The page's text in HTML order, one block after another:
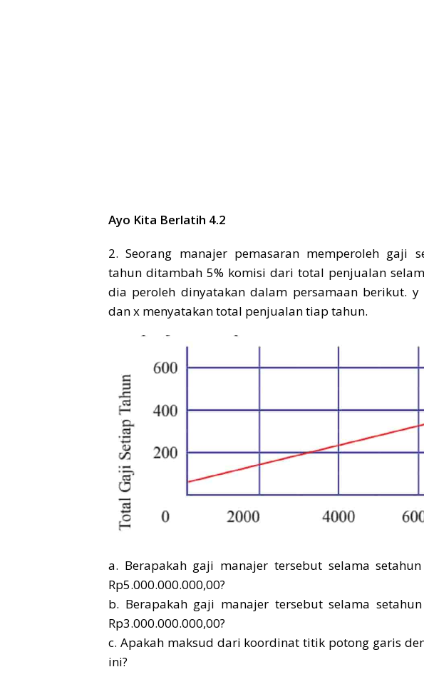
Ayo Kita Berlatih 4.2
2. Seorang manajer pemasaran memperoleh gaji
tahun ditambah 5% komisi dari total penjualan
dia peroleh dinyatakan dalam persamaan berikut. y
dan x menyatakan total penjualan tiap tahun.
a. Berapakah gaji manajer tersebut selama
Rp5.000.000.000,00?
b. Berapakah gaji manajer tersebut selama
Rp3.000.000.000,00?
c. Apakah maksud dari koordinat titik potong garis
ini?